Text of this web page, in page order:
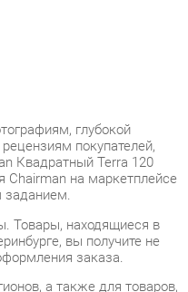
глубокой
покупателей,
Terra 120
на маркетплейсе
находящиеся в
вы получите не
заказа.
вычисляется
о наличии, сроках
нашу формуобратной